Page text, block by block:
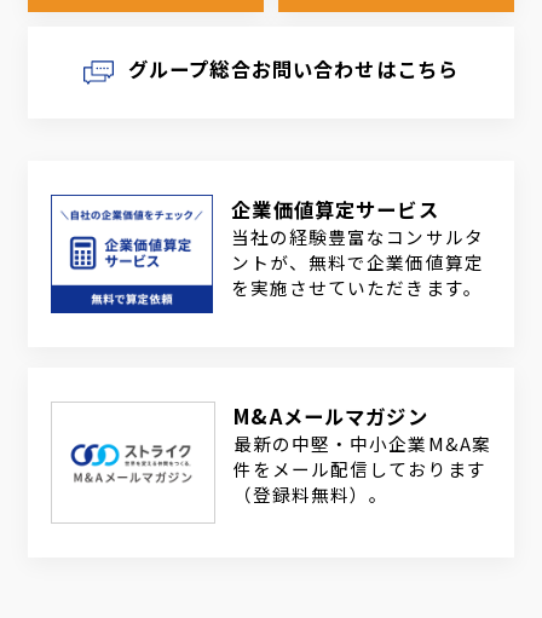
グループ総合お問い合わせはこちら
企業価値算定サービス
当社の経験豊富なコンサルタ
ントが、無料で企業価値算定
を実施させていただきます。
M&Aメールマガジン
最新の中堅・中小企業M&A案
件をメール配信しております
（登録料無料）。